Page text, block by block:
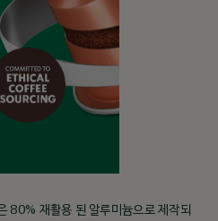
80% 재활용 된 알루미늄으로 제작되
메리
카
의 커피는 맛과 품질이
코코아 향과 은은한 스
0
알아보기